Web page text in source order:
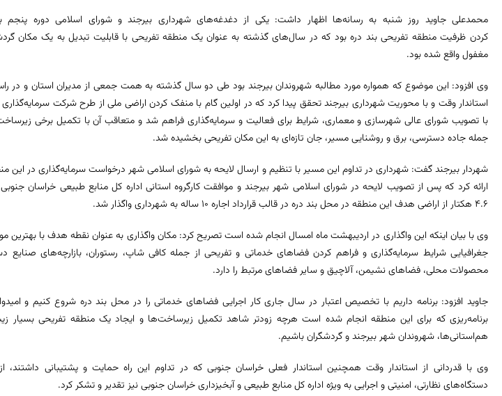
محمدعلی جاوید روز شنبه به رسانه‌ها اظهار داشت: یکی از دغدغه‌های شهرداری بیرجند و شورای اسلامی دوره پنجم
کردن ظرفیت منطقه تفریحی بند دره بود که در سال‌های گذشته به عنوان یک منطقه تفریحی با قابلیت تبدیل به یک مکان
مغفول واقع شده بود.
وی افزود: این موضوع که همواره مورد مطالبه شهروندان بیرجند بود طی دو سال گذشته به همت جمعی از مدیران استان و در
استاندار وقت و با محوریت شهرداری بیرجند تحقق پیدا کرد که در اولین گام با منفک کردن اراضی ملی از طرح شرکت
با تصویب شورای عالی شهرسازی و معماری، شرایط برای فعالیت و سرمایه‌گذاری فراهم شد و متعاقب آن با تکمیل برخی
جمله جاده دسترسی، برق و روشنایی مسیر، جان تازه‌ای به این مکان تفریحی بخشیده شد.
شهردار بیرجند گفت: شهرداری در تداوم این مسیر با تنظیم و ارسال لایحه به شورای اسلامی شهر درخواست سرمایه‌گذاری در این
ارائه کرد که پس از تصویب لایحه در شورای اسلامی شهر بیرجند و موافقت کارگروه استانی اداره کل منابع طبیعی خراسان
۴.۶ هکتار از اراضی هدف این منطقه در محل بند دره در قالب قرارداد اجاره ۱۰ ساله به شهرداری واگذار شد.
وی با بیان اینکه این واگذاری در اردیبهشت ماه امسال انجام شده است تصریح کرد: مکان واگذاری به عنوان نقطه هدف با بهترین
جغرافیایی شرایط سرمایه‌گذاری و فراهم کردن فضاهای خدماتی و تفریحی از جمله کافی شاپ، رستوران، بازارچه‌های صنایع
محصولات محلی، فضاهای نشیمن، آلاچیق و سایر فضاهای مرتبط را دارد.
جاوید افزود: برنامه داریم با تخصیص اعتبار در سال جاری کار اجرایی فضاهای خدماتی را در محل بند دره شروع کنیم و
برنامه‌ریزی که برای این منطقه انجام شده است هرچه زودتر شاهد تکمیل زیرساخت‌ها و ایجاد یک منطقه تفریحی بسیار
هم‌استانی‌ها، شهروندان شهر بیرجند و گردشگران باشیم.
وی با قدردانی از استاندار وقت همچنین استاندار فعلی خراسان جنوبی که در تداوم این راه حمایت و پشتیبانی داشتند،
دستگاه‌های نظارتی، امنیتی و اجرایی به ویژه اداره کل منابع طبیعی و آبخیزداری خراسان جنوبی نیز تقدیر و تشکر کرد.